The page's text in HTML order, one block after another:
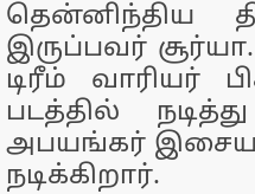
தென்னிந்திய
இருப்பவர்
டிரீம் வாரியர்
படத்தில்
அபயங்கர்
நடிக்கிறார்.